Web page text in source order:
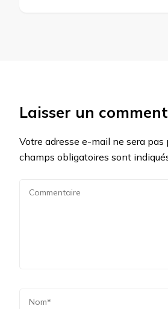
Laisser un
Votre adresse e-mail ne sera pas
champs obligatoires sont